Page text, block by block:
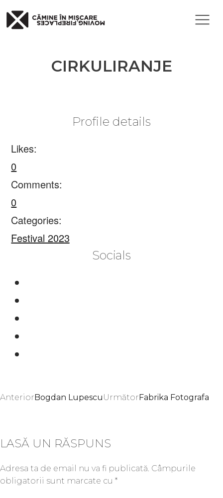
CIRKULIRANJE
Profile details
Likes:
0
Comments:
0
Categories:
Festival 2023
Socials
Anterior Bogdan Lupescu Următor Fabrika Fotografa
LASĂ UN RĂSPUNS
Adresa ta de email nu va fi publicată. Câmpurile
obligatorii sunt marcate cu *